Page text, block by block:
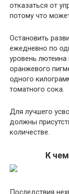
отказаться от
потому что
Остановить
ежедневно по
уровень
оранжевого
одного
томатного сока.
Для лучшего
должны
количестве.
К
Последствия